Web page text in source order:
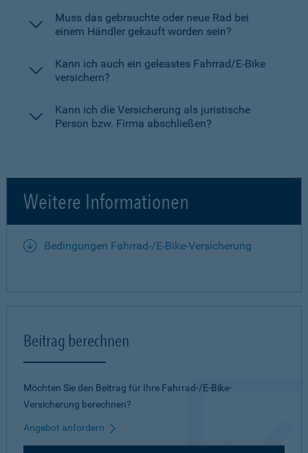
Muss das gebrauchte oder neue Rad bei
einem Händler gekauft worden sein?
Kann ich auch ein geleastes Fahrrad/E-Bike
versichern?
Kann ich die Versicherung als juristische
Person bzw. Firma abschließen?
Weitere Informationen
Bedingungen Fahrrad-/E-Bike-Versicherung
Beitrag berechnen
Möchten Sie den Beitrag für Ihre Fahrrad-/E-Bike-
Versicherung berechnen?
Angebot anfordern